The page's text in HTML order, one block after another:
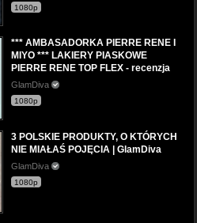
1080p
*** AMBASADORKA PIERRE RENE I
MIYO *** LAKIERY PIASKOWE
PIERRE RENE TOP FLEX - recenzja
GlamDiva
1080p
3 POLSKIE PRODUKTY, O KTÓRYCH
NIE MIAŁAŚ POJĘCIA | GlamDiva
GlamDiva
1080p